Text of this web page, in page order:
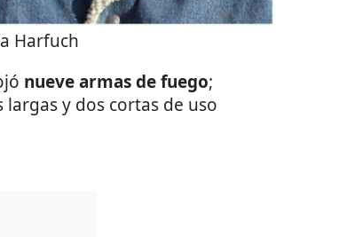
Harfuch
nueve armas de fuego;
y dos cortas de uso